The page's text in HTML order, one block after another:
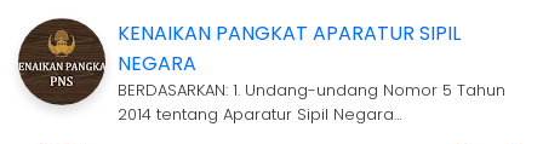
KENAIKAN PANGKAT APARATUR SIPIL
NEGARA
BERDASARKAN: 1. Undang-undang Nomor 5 Tahun
2014 tentang Aparatur Sipil Negara…